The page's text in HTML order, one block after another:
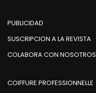
PUBLICIDAD
SUSCRIPCION A LA REVISTA
COLABORA CON NOSOTROS
COIFFURE PROFESSIONNELLE